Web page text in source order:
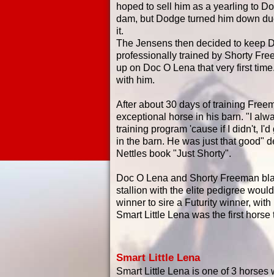
hoped to sell him as a yearling to
dam, but Dodge turned him down
it.
The Jensens then decided to keep
professionally trained by Shorty
up on Doc O Lena that very first
with him.
After about 30 days of training
exceptional horse in his barn. "I
training program 'cause if I didn't,
in the barn. He was just that good"
Nettles book "Just Shorty".
Doc O Lena and Shorty Freeman
stallion with the elite pedigree
winner to sire a Futurity winner,
Smart Little Lena was the first
Smart Little Lena
Smart Little Lena is one of 3 horses